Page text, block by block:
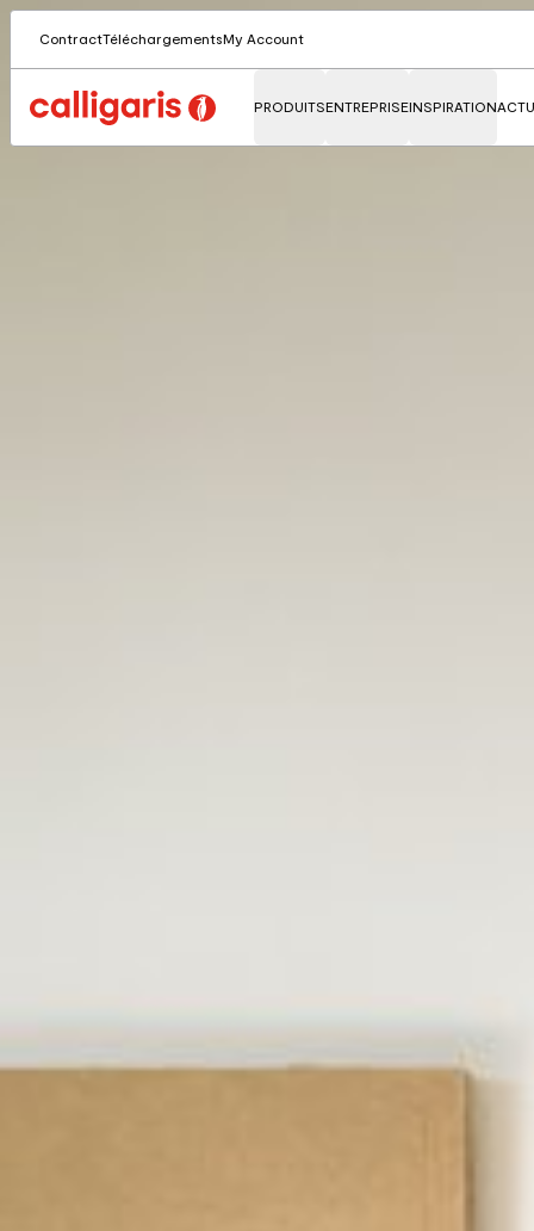
ContractTéléchargementsMy Account
PRODUITSENTREPRISEINSPIRATION